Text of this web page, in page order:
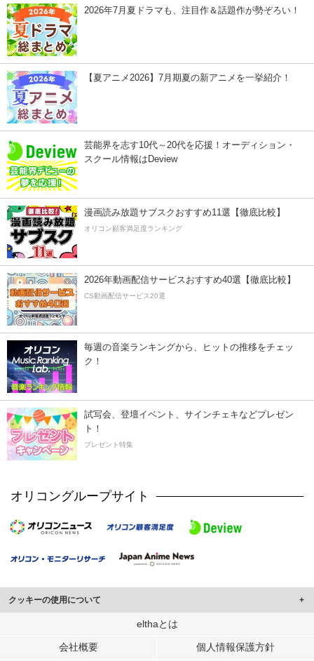
2026年7月夏ドラマも、注目作＆話題作が勢ぞろい！
【夏アニメ2026】7月期夏の新アニメを一挙紹介！
芸能界を志す10代～20代を応援！オーディション・
スクール情報はDeview
漫画読み放題サブスクおすすめ11選【徹底比較】
オリコン顧客満足度ランキング
2026年動画配信サービスおすすめ40選【徹底比較】
CS動画配信サービス20選
毎週の音楽ランキングから、ヒットの推移をチェッ
ク！
試写会、登壇イベント、サインチェキなどプレゼン
ト！
プレゼント特集
オリコングループサイト
クッキーの使用について
このサイトでは Cookie を使用して、ユーザーに合わせたコンテンツや広告の
行っています。
elthaとは
会社概要 個人情報保護方針